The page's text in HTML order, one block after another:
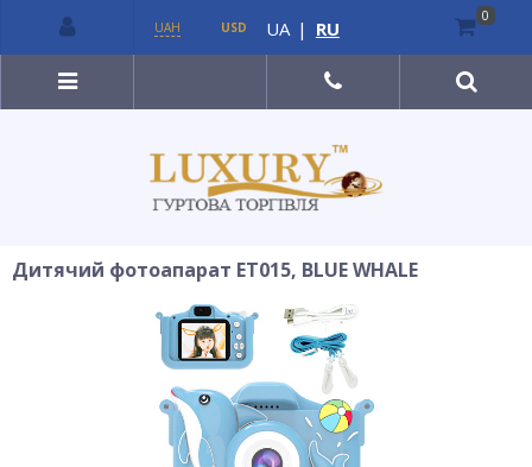
Дитячий фотоапарат ET015, BLUE WHALE
UAH USD UA | RU
0